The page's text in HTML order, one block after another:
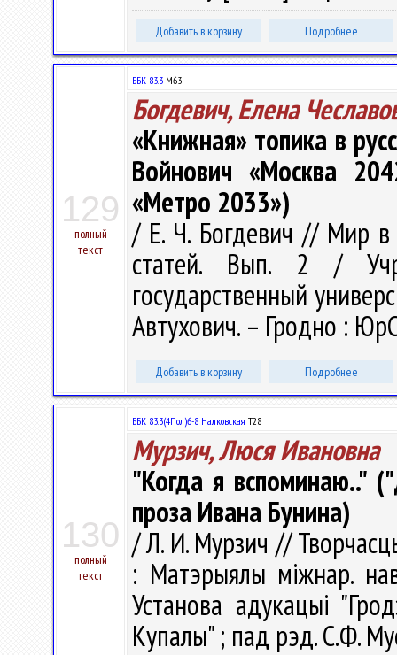
Добавить в корзину Подробнее
129
полный
текст
ББК 83.3 М63
Богдевич, Елена
«Книжная» топика в
Войнович «Москва
«Метро 2033»)
/ Е. Ч. Богдевич // Мир в
статей. Вып. 2 /
государственный
Автухович. – Гродно :
Добавить в корзину Подробнее
130
полный
текст
ББК 83.3(4Пол)6-8 Налковская Т28
Мурзич, Люся Ивановна
"Когда я вспоминаю.."
проза Ивана Бунина)
/ Л. И. Мурзич //
: Матэрыялы міжнар.
Установа адукацыі
Купалы" ; пад рэд. С.Ф.